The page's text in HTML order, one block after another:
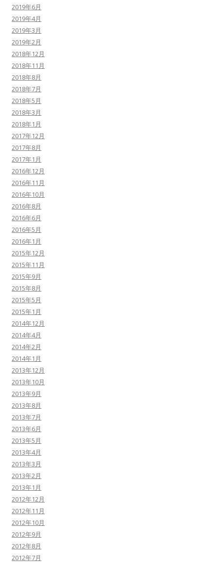
2019年6月
2019年4月
2019年3月
2019年2月
2018年12月
2018年11月
2018年8月
2018年7月
2018年5月
2018年3月
2018年1月
2017年12月
2017年8月
2017年1月
2016年12月
2016年11月
2016年10月
2016年8月
2016年6月
2016年5月
2016年1月
2015年12月
2015年11月
2015年9月
2015年8月
2015年5月
2015年1月
2014年12月
2014年4月
2014年2月
2014年1月
2013年12月
2013年10月
2013年9月
2013年8月
2013年7月
2013年6月
2013年5月
2013年4月
2013年3月
2013年2月
2013年1月
2012年12月
2012年11月
2012年10月
2012年9月
2012年8月
2012年7月